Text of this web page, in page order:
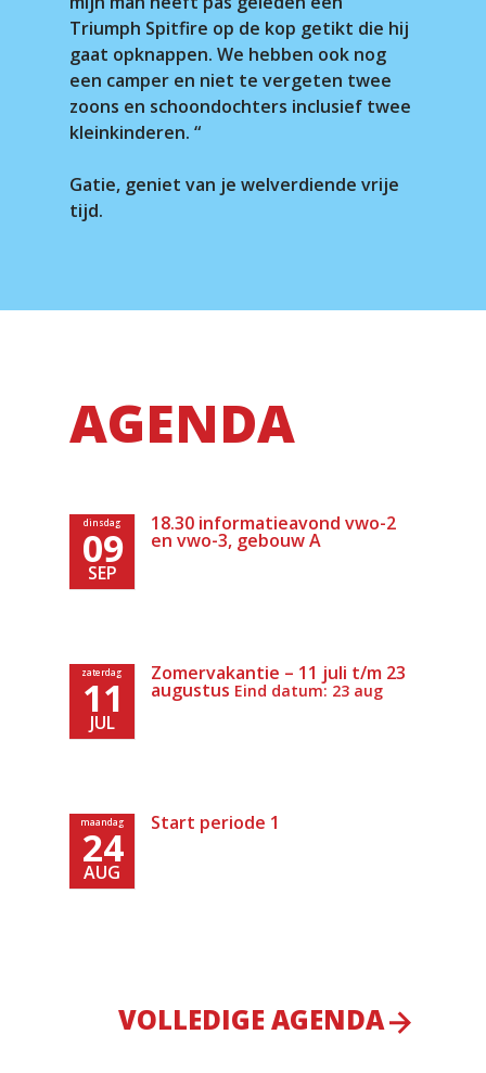
Triumph Spitfire op de kop getikt die hij
gaat opknappen. We hebben ook nog
een camper en niet te vergeten twee
zoons en schoondochters inclusief twee
kleinkinderen. “
Gatie, geniet van je welverdiende vrije
tijd.
AGENDA
dinsdag
09
SEP
18.30 informatieavond vwo-2
en vwo-3, gebouw A
zaterdag
11
JUL
Zomervakantie – 11 juli t/m 23
augustus Eind datum: 23 aug
maandag
24
AUG
Start periode 1
VOLLEDIGE AGENDA